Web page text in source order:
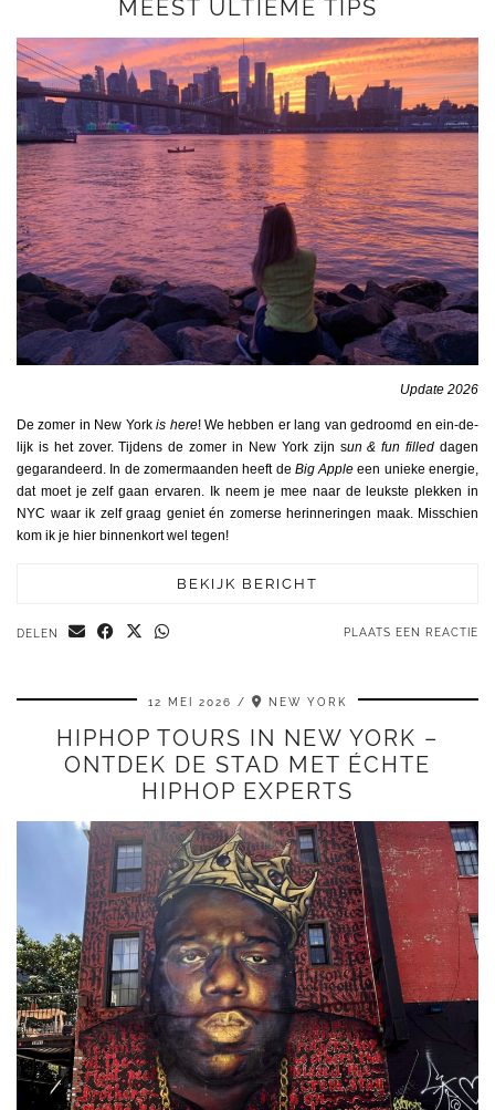
MEEST ULTIEME TIPS
Update 2026
De zomer in New Yorkis here! We hebben er lang van gedroomd en ein-de-
lijk is het zover. Tijdens de zomer in New York zijn sun & fun filleddagen
gegarandeerd. In de zomermaanden heeft de Big Apple een unieke energie,
dat moet je zelf gaan ervaren. Ik neem je mee naar de leukste plekken in
NYC waar ik zelf graag geniet én zomerse herinneringen maak. Misschien
kom ik je hier binnenkort wel tegen!
BEKIJK BERICHT
DELEN PLAATS EEN REACTIE
12 MEI 2026 NEW YORK
HIPHOP TOURS IN NEW YORK –
ONTDEK DE STAD MET ÉCHTE
HIPHOP EXPERTS